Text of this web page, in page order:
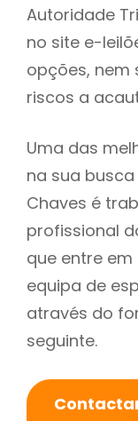
Autoridade
no site e-
opções, nem
riscos a
Uma das
na sua
Chaves é
profissional
que entre
equipa de
através do
seguinte.